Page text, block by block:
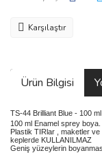
Karşılaştır
Ürün Bilgisi
TS-44 Brilliant Blue - 100
100 ml Enamel sprey boya.
Plastik TIRlar , maketler
keplerde KULLANILMAZ
Geniş yüzeylerin